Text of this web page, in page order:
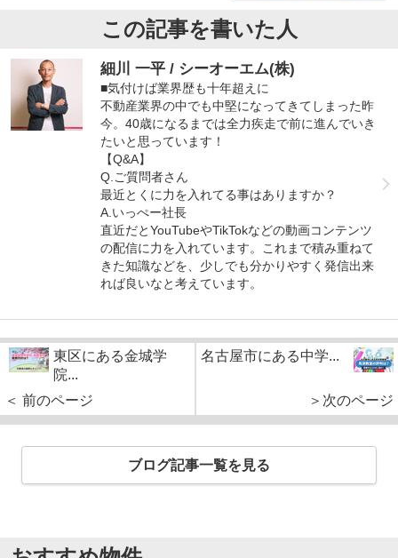
この記事を書いた人
細川 一平 / シーオーエム(株)
■気付けば業界歴も十年超えに
不動産業界の中でも中堅になってきてしまった昨
今。40歳になるまでは全力疾走で前に進んでいき
たいと思っています！
【Q&A】
Q.ご質問者さん
最近とくに力を入れてる事はありますか？
A.いっぺー社長
直近だとYouTubeやTikTokなどの動画コンテンツ
の配信に力を入れています。これまで積み重ねて
きた知識などを、少しでも分かりやすく発信出来
れば良いなと考えています。
東区にある金城学
院...
＜ 前のページ
名古屋市にある中学...
＞次のページ
ブログ記事一覧を見る